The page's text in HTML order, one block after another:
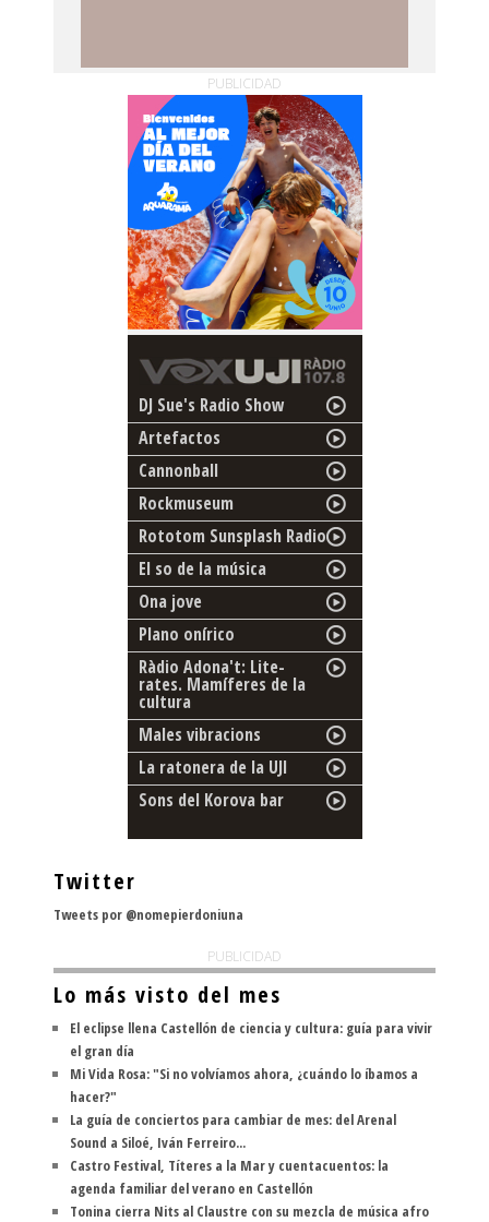
PUBLICIDAD
DJ Sue's Radio Show
Artefactos
Cannonball
Rockmuseum
Rototom Sunsplash Radio
El so de la música
Ona jove
Plano onírico
Ràdio Adona't: Lite-
rates. Mamíferes de la
cultura
Males vibracions
La ratonera de la UJI
Sons del Korova bar
Twitter
Tweets por @nomepierdoniuna
PUBLICIDAD
Lo más visto del mes
El eclipse llena Castellón de ciencia y cultura: guía para vivir
el gran día
Mi Vida Rosa: "Si no volvíamos ahora, ¿cuándo lo íbamos a
hacer?"
La guía de conciertos para cambiar de mes: del Arenal
Sound a Siloé, Iván Ferreiro...
Castro Festival, Títeres a la Mar y cuentacuentos: la
agenda familiar del verano en Castellón
Tonina cierra Nits al Claustre con su mezcla de música afro